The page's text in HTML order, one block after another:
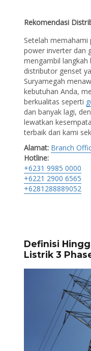
Rekomendasi
Setelah memahami
power inverter dan
mengambil langkah
distributor genset
Suryamegah
kebutuhan Anda,
berkualitas seperti
dan banyak lagi,
lewatkan
terbaik dari kami
Alamat: Branch
Hotline:
+6231 9985 0000
+6221 2900 6565
+6281288889052
Definisi
Listrik 3